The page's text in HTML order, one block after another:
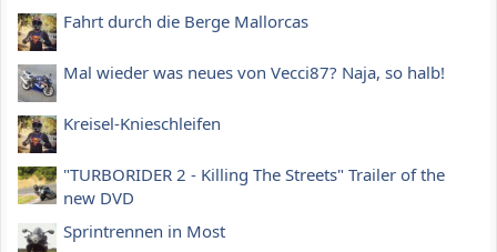
Fahrt durch die Berge Mallorcas
Mal wieder was neues von Vecci87? Naja, so halb!
Kreisel-Knieschleifen
"TURBORIDER 2 - Killing The Streets" Trailer of the
new DVD
Sprintrennen in Most